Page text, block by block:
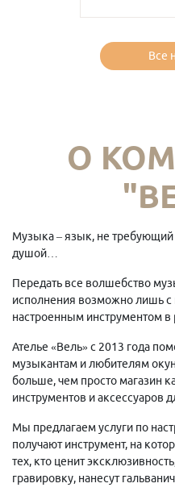
Все
О
Музыка – язык, не
душой…
Передать все волшебство
исполнения возможно лишь с
настроенным инструментом в
Ателье «Вель» с 2013 года
музыкантам и любителям
больше, чем просто магазин
инструментов и аксессуаров
Мы предлагаем услуги по
получают инструмент, на
тех, кто ценит
гравировку, нанесут